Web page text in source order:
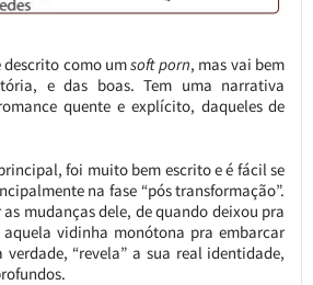
descrito como umsoft porn, mas vai bem
e das boas. Tem uma narrativa
quente e explícito, daqueles de
foi muito bem escrito e é fácil se
na fase “pós transformação”.
mudanças dele, de quando deixou pra
vidinha monótona pra embarcar
“revela” a sua real identidade,